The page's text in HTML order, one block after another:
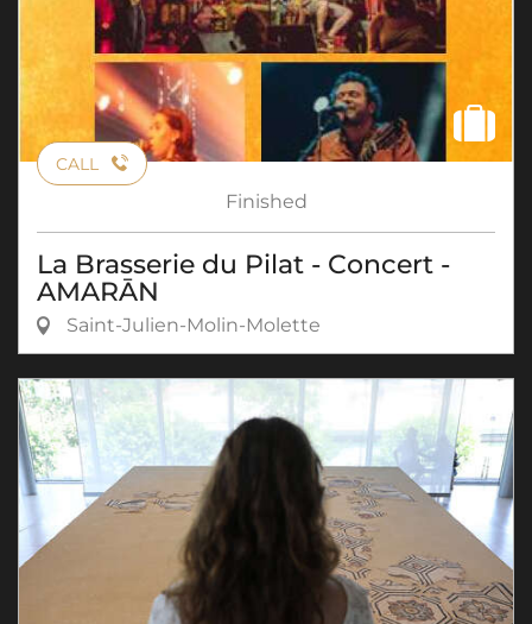
CALL
Finished
La Brasserie du Pilat - Concert -
AMARĀN
Saint-Julien-Molin-Molette